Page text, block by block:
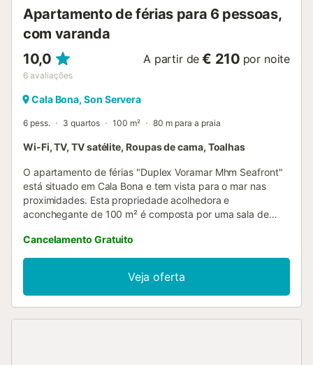
Apartamento de férias para 6 pessoas,
com varanda
10,0
6 avaliações
A partir de € 210 por noite
Cala Bona, Son Servera
6 pess. 3 quartos 100 m² 80 m para a praia
Wi-Fi, TV, TV satélite, Roupas de cama, Toalhas
O apartamento de férias "Duplex Voramar Mhm Seafront"
está situado em Cala Bona e tem vista para o mar nas
proximidades. Esta propriedade acolhedora e
aconchegante de 100 m² é composta por uma sala de
banho, e pode acomodar 6 pessoas. Entre as
comodidades no local estão Wi-Fi, uma televisão e uma
máquina de lavar roupa. Também está disponível um
berço. Além disso, o apartamento possui uma varanda
privada. As famílias com crianças são bem-vindas. Não
Cancelamento Gratuito
Veja oferta